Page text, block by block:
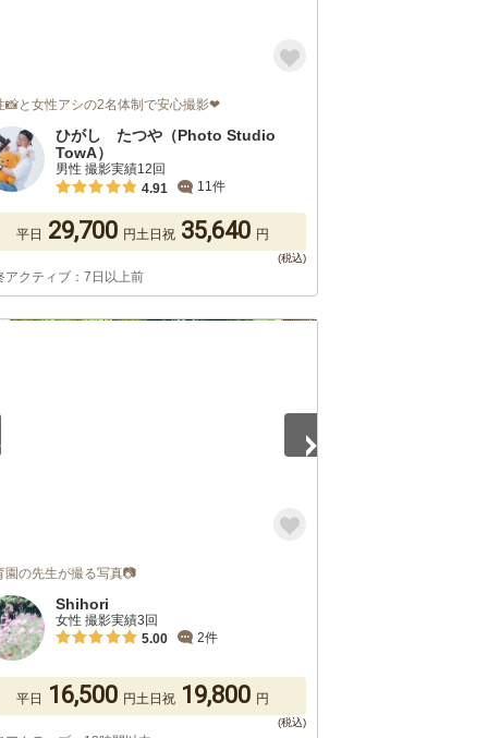
📸と女性アシの2名体制で安心撮影❤
ひがし たつや（Photo Studio
TowA）
男性 撮影実績12回
4.91
11件
平日 29,700 円土日祝 35,640 円
アクティブ：7日以上前
園の先生が撮る写真📷
Shihori
女性 撮影実績3回
5.00
2件
平日 16,500 円土日祝 19,800 円